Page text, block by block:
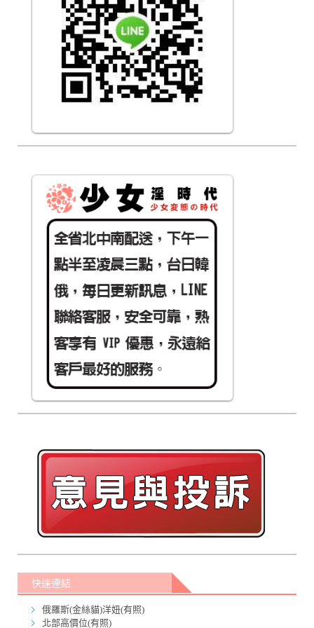
快速連結
俄羅斯(金絲貓)洋妞(有照)
北部高價位(有照)